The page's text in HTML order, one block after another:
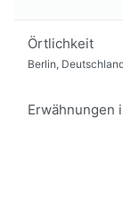
Örtlichkeit
Berlin,
Erwähnungen